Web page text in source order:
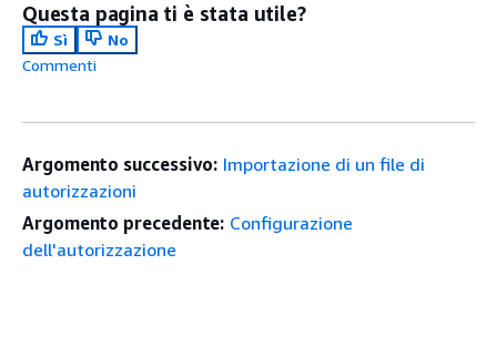
Questa pagina ti è stata utile?
Sì
No
Commenti
Argomento successivo: Importazione di un file di
autorizzazioni
Argomento precedente: Configurazione
dell'autorizzazione